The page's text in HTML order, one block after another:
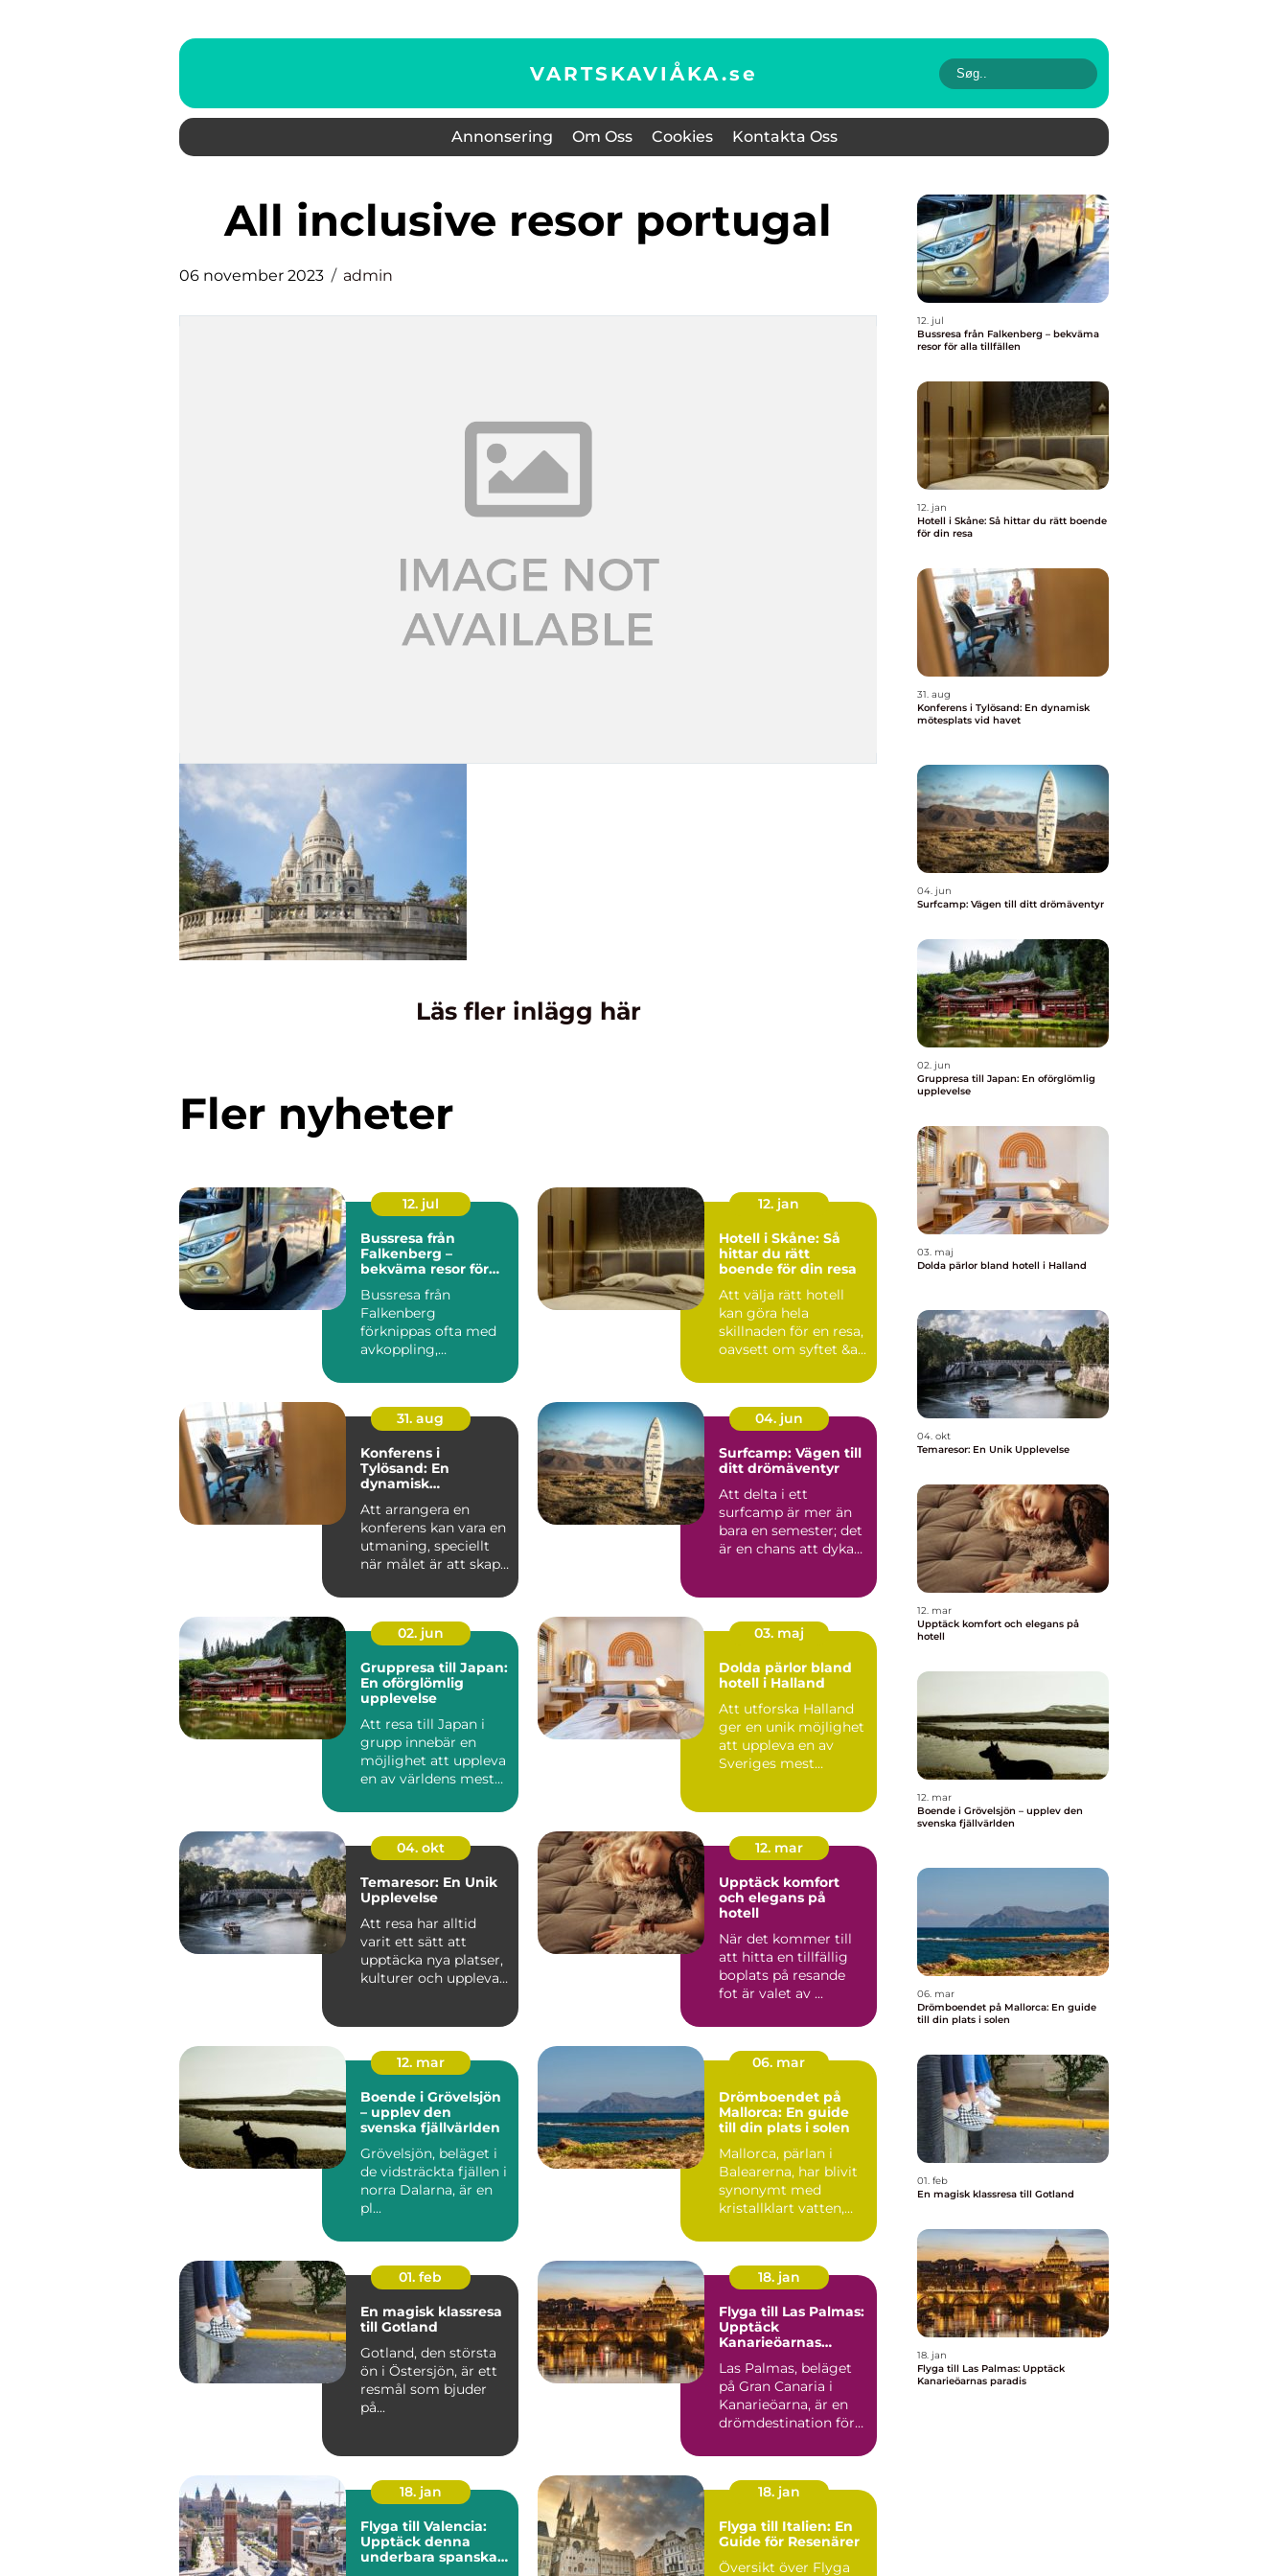
VARTSKAVIÅKA.se
Annonsering Om Oss Cookies Kontakta Oss
all inclusive resor portugal
06 november 2023 admin
Läs fler inlägg här
Fler nyheter
12. jul
Bussresa från
Falkenberg –
bekväma resor för
Bussresa från
Falkenberg
förknippas ofta med
avkoppling,
planering d&...
12. jan
Hotell i Skåne: Så
hittar du rätt
boende för din resa
Att välja rätt hotell
kan göra hela
skillnaden för en resa,
oavsett om syftet &a...
31. aug
Konferens i
Tylösand: En
dynamisk
Att arrangera en
konferens kan vara en
utmaning, speciellt
när målet är att skapa
04. jun
Surfcamp: Vägen till
ditt drömäventyr
Att delta i ett
surfcamp är mer än
bara en semester; det
är en chans att dyka
02. jun
Gruppresa till Japan:
En oförglömlig
upplevelse
Att resa till Japan i
grupp innebär en
möjlighet att uppleva
en av världens mest
03. maj
Dolda pärlor bland
hotell i Halland
Att utforska Halland
ger en unik möjlighet
att uppleva en av
Sveriges mest
04. okt
Temaresor: En Unik
Upplevelse
Att resa har alltid
varit ett sätt att
upptäcka nya platser,
kulturer och uppleva
12. mar
Upptäck komfort
och elegans på
hotell
När det kommer till
att hitta en tillfällig
boplats på resande
fot är valet av ...
12. mar
Boende i Grövelsjön
– upplev den
svenska fjällvärlden
Grövelsjön, beläget i
de vidsträckta fjällen i
norra Dalarna, är en
pl...
06. mar
Drömboendet på
Mallorca: En guide
till din plats i solen
Mallorca, pärlan i
Balearerna, har blivit
synonymt med
kristallklart vatten,
en...
01. feb
En magisk klassresa
till Gotland
Gotland, den största
ön i Östersjön, är ett
resmål som bjuder
på...
18. jan
Flyga till Las Palmas:
Upptäck
Kanarieöarnas
Las Palmas, beläget
på Gran Canaria i
Kanarieöarna, är en
drömdestination för
Med s...
18. jan
Flyga till Valencia:
Upptäck denna
underbara spanska
18. jan
Flyga till Italien: En
Guide för Resenärer
Översikt över Flyga
12. jul
Bussresa från Falkenberg – bekväma
resor för alla tillfällen
12. jan
Hotell i Skåne: Så hittar du rätt boende
för din resa
31. aug
Konferens i Tylösand: En dynamisk
mötesplats vid havet
04. jun
Surfcamp: Vägen till ditt drömäventyr
02. jun
Gruppresa till Japan: En oförglömlig
upplevelse
03. maj
Dolda pärlor bland hotell i Halland
04. okt
Temaresor: En Unik Upplevelse
12. mar
Upptäck komfort och elegans på
hotell
12. mar
Boende i Grövelsjön – upplev den
svenska fjällvärlden
06. mar
Drömboendet på Mallorca: En guide
till din plats i solen
01. feb
En magisk klassresa till Gotland
18. jan
Flyga till Las Palmas: Upptäck
Kanarieöarnas paradis